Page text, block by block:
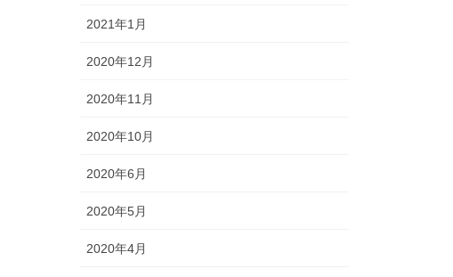
2021年1月
2020年12月
2020年11月
2020年10月
2020年6月
2020年5月
2020年4月